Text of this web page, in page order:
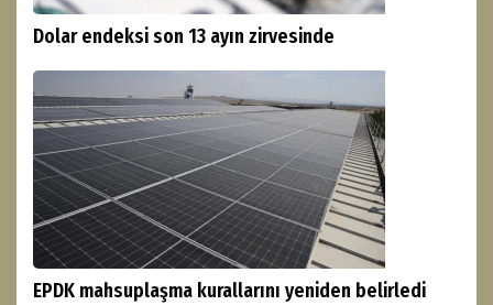
Dolar endeksi son 13 ayın zirvesinde
EPDK mahsuplaşma kurallarını yeniden belirledi